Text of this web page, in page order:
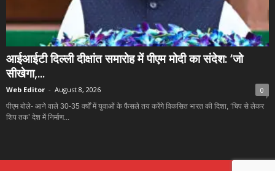
आईआईटी दिल्ली दीक्षांत समारोह में पीएम मोदी का संदेश: ‘जो
सीखेगा,...
Web Editor - August 8, 2026 0
पीएम बोले- आने वाले 30-35 वर्षों में युवाओं के फैसले तय करेंगे विकसित भारत की दिशा, ‘चिप से लेकर
शिप तक’ देश में निर्माण...